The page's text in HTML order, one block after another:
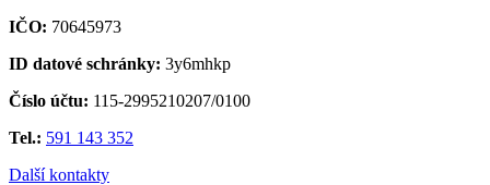
IČO: 70645973
ID datové schránky: 3y6mhkp
Číslo účtu: 115-2995210207/0100
Tel.: 591 143 352
Další kontakty